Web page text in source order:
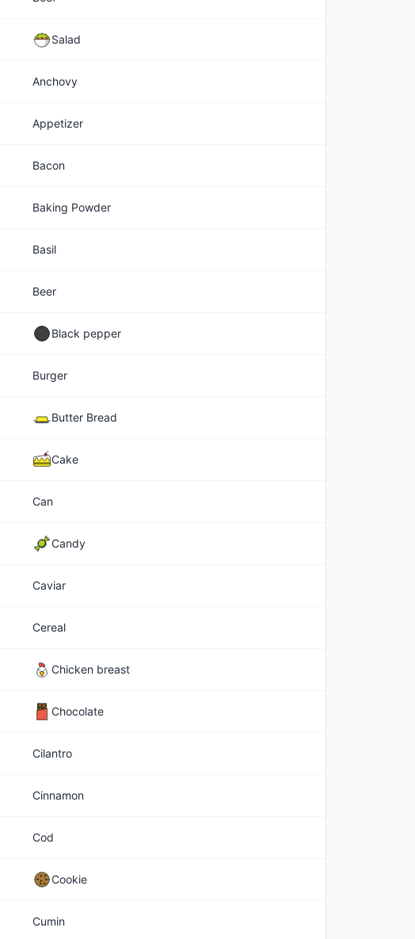
Salad
Anchovy
Appetizer
Bacon
Baking Powder
Basil
Beer
Black pepper
Burger
Butter Bread
Cake
Can
Candy
Caviar
Cereal
Chicken breast
Chocolate
Cilantro
Cinnamon
Cod
Cookie
Cumin